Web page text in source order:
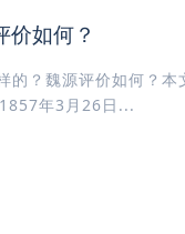
价如何？
的？魏源评价如何？本
年3月26日...